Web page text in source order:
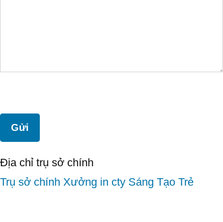
Địa chỉ trụ sở chính
Trụ sở chính Xưởng in cty Sáng Tạo Trẻ